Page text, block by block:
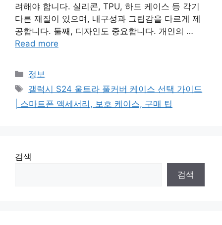
려해야 합니다. 실리콘, TPU, 하드 케이스 등 각기
다른 재질이 있으며, 내구성과 그립감을 다르게 제
공합니다. 둘째, 디자인도 중요합니다. 개인의 …
Read more
Categories
정보
Tags
갤럭시 S24 울트라 풀커버 케이스 선택 가이드
| 스마트폰 액세서리, 보호 케이스, 구매 팁
검색
검색